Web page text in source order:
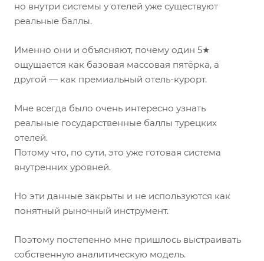
но внутри системы у отелей уже существуют
реальные баллы.
Именно они и объясняют, почему один 5★
ощущается как базовая массовая пятёрка, а
другой — как премиальный отель-курорт.
Мне всегда было очень интересно узнать
реальные государственные баллы турецких
отелей.
Потому что, по сути, это уже готовая система
внутренних уровней.
Но эти данные закрыты и не используются как
понятный рыночный инструмент.
Поэтому постепенно мне пришлось выстраивать
собственную аналитическую модель.